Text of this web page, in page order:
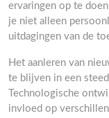
ervaringen op te
je niet alleen
uitdagingen van de
Het aanleren van
te blijven in een
Technologische
invloed op